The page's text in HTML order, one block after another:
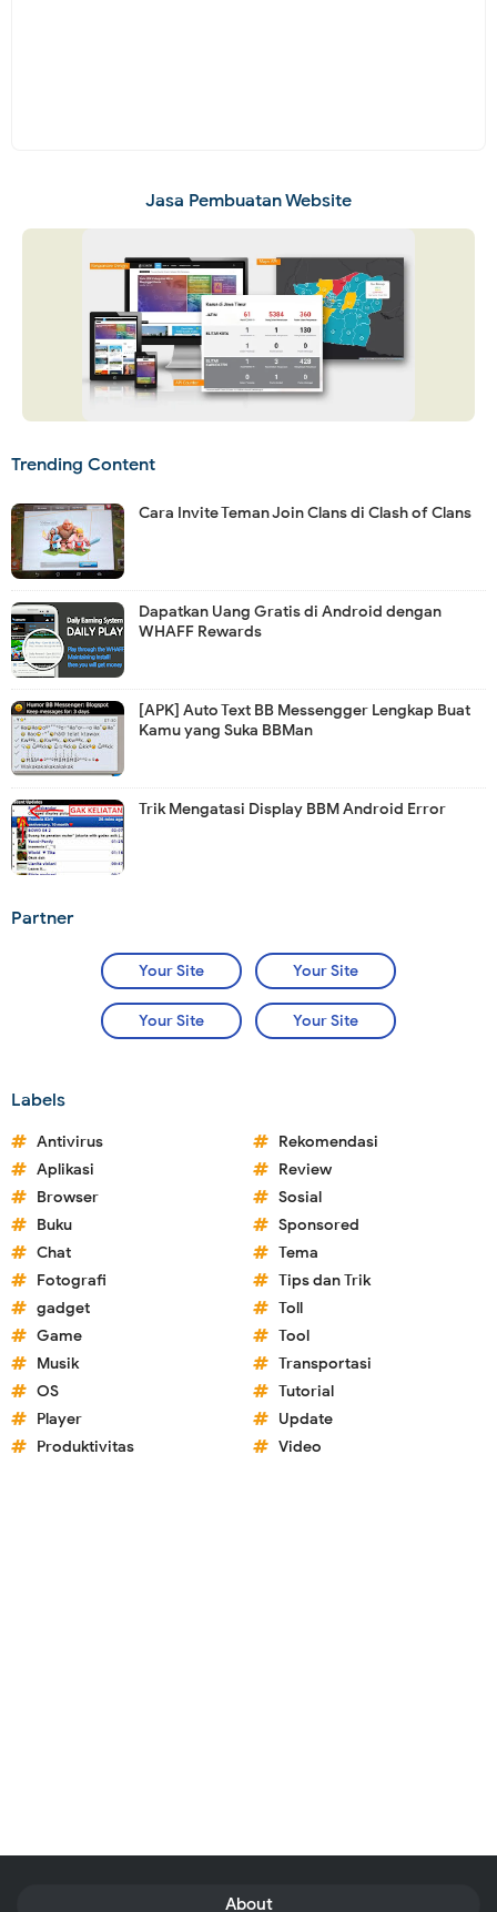
Jasa Pembuatan Website
Trending Content
Cara Invite Teman Join Clans di Clash of Clans
Dapatkan Uang Gratis di Android dengan
WHAFF Rewards
[APK] Auto Text BB Messengger Lengkap Buat
Kamu yang Suka BBMan
Trik Mengatasi Display BBM Android Error
Partner
Your Site Your Site
Your Site Your Site
Labels
Antivirus
Aplikasi
Browser
Buku
Chat
Fotografi
gadget
Game
Musik
OS
Player
Produktivitas
Rekomendasi
Review
Sosial
Sponsored
Tema
Tips dan Trik
Toll
Tool
Transportasi
Tutorial
Update
Video
About